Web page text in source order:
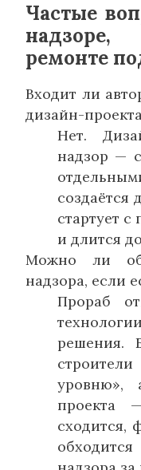
Частые
надзоре,
ремонте
Входит ли
дизайн-
Нет.
надзор —
создаётся
стартует
и длится
Можно ли
надзора, если
Прораб
решения.
проекта
сходится,